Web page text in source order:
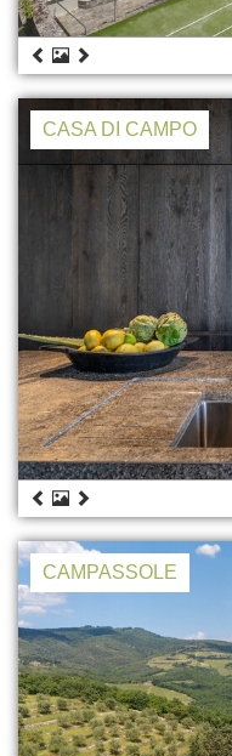
CASA DI CAMPO
CAMPASSOLE